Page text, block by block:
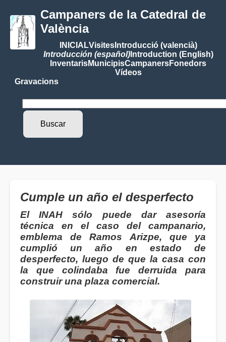
Campaners de la Catedral de
València
INICIALVisitesIntroducció (valencià)
Introducción (español)Introduction (English)
InventarisMunicipisCampanersFonedors
Vídeos
Gravacions
Cumple un año el desperfecto
El INAH sólo puede dar asesoría
técnica en el caso del campanario,
emblema de Ramos Arizpe, que ya
cumplió un año en estado de
desperfecto, luego de que la casa con
la que colindaba fue derruida para
construir una plaza comercial.